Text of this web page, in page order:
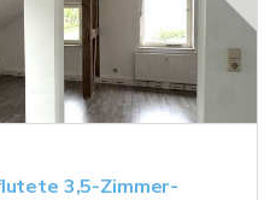
3,5-Zimmer-